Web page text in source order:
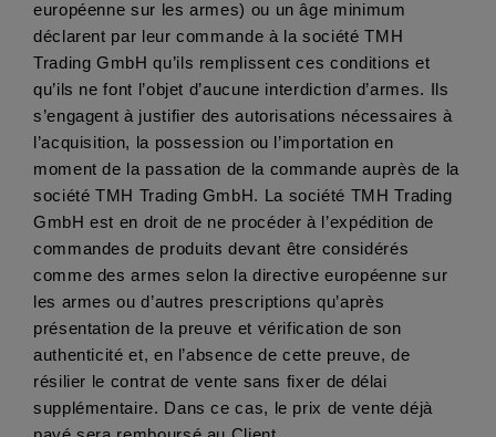
européenne sur les armes) ou un âge minimum
déclarent par leur commande à la société TMH
Trading GmbH qu’ils remplissent ces conditions et
qu’ils ne font l’objet d’aucune interdiction d’armes. Ils
s’engagent à justifier des autorisations nécessaires à
l’acquisition, la possession ou l’importation en
moment de la passation de la commande auprès de la
société TMH Trading GmbH. La société TMH Trading
GmbH est en droit de ne procéder à l’expédition de
commandes de produits devant être considérés
comme des armes selon la directive européenne sur
les armes ou d’autres prescriptions qu’après
présentation de la preuve et vérification de son
authenticité et, en l’absence de cette preuve, de
résilier le contrat de vente sans fixer de délai
supplémentaire. Dans ce cas, le prix de vente déjà